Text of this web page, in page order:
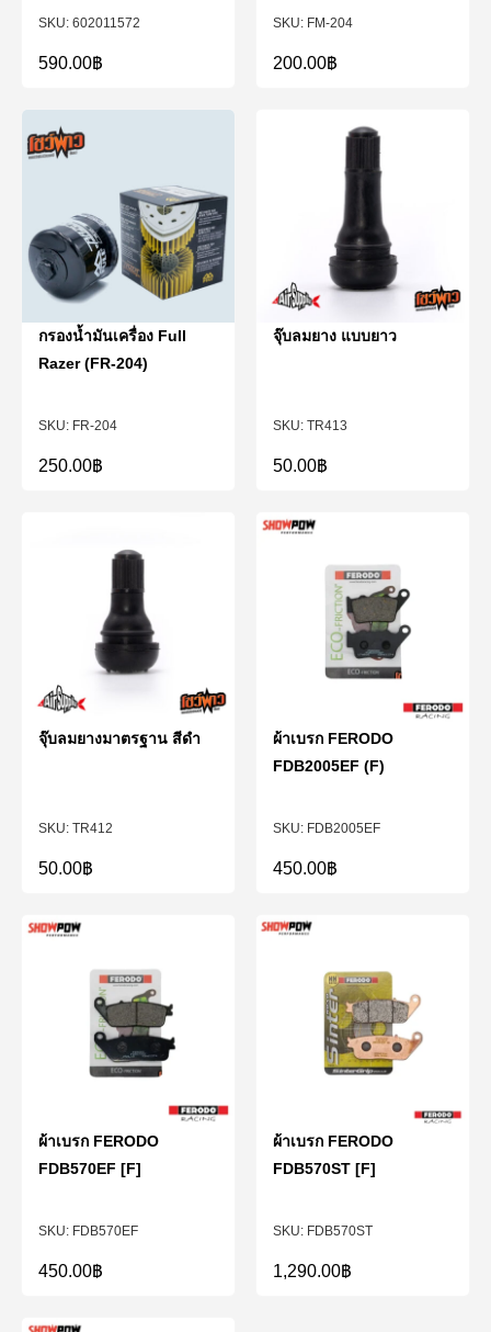
602011572
590.00฿
FM-204
200.00฿
FR-204
กรองน้ำมันเครื่อง Full
Razer (FR-204)
250.00฿
TR413
จุ๊บลมยาง แบบยาว
50.00฿
TR412
จุ๊บลมยางมาตรฐาน สีดำ
50.00฿
FDB2005EF
ผ้าเบรก FERODO
FDB2005EF (F)
450.00฿
FDB570EF
ผ้าเบรก FERODO
FDB570EF [F]
450.00฿
FDB570ST
ผ้าเบรก FERODO
FDB570ST [F]
1,290.00฿